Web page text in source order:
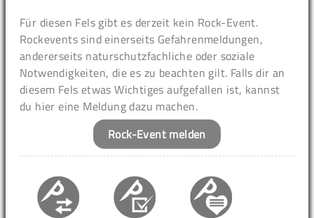
Für diesen Fels gibt es derzeit kein Rock-Event.
Rockevents sind einerseits Gefahrenmeldungen,
andererseits naturschutzfachliche oder soziale
Notwendigkeiten, die es zu beachten gilt. Falls dir an
diesem Fels etwas Wichtiges aufgefallen ist, kannst
du hier eine Meldung dazu machen.
Rock-Event melden